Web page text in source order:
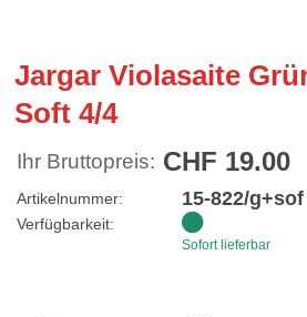
Jargar Violasaite
Soft 4/4
Ihr Bruttopreis: CHF 19.00
Artikelnummer: 15-822/g+sof
Verfügbarkeit:
Sofort lieferbar